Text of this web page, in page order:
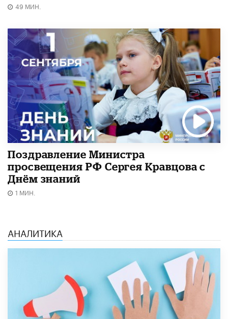
49 МИН.
Поздравление Министра
просвещения РФ Сергея Кравцова с
Днём знаний
1 МИН.
АНАЛИТИКА